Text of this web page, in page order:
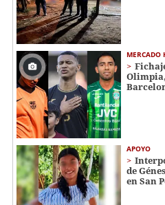
MERCADO
APOYO
de
en San